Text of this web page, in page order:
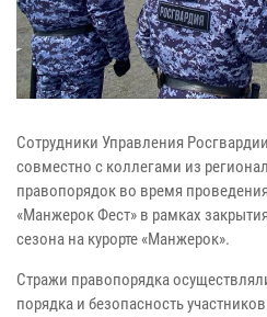
Сотрудники Управления
совместно с коллегами из
правопорядок во время
«Манжерок Фест» в рамках
сезона на курорте «Манжерок».
Стражи правопорядка
порядка и безопасность